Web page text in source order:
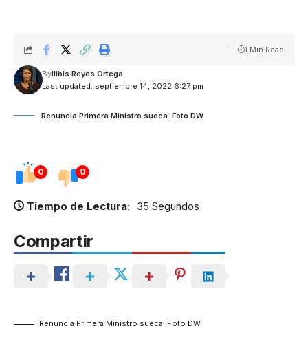
Last updated: septiembre 14, 2022 6:27 pm
ByIlibis Reyes Ortega
1 Min Read
Renuncia Primera Ministro sueca. Foto DW
0 0
Tiempo de Lectura: 35 Segundos
Compartir
Renuncia Primera Ministro sueca. Foto DW